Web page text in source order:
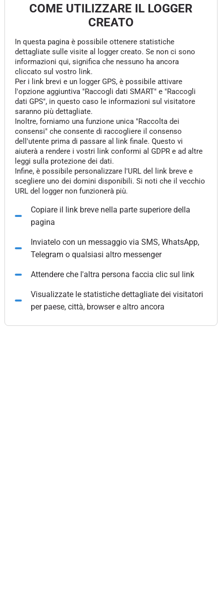
COME UTILIZZARE IL LOGGER
CREATO
In questa pagina è possibile ottenere statistiche
dettagliate sulle visite al logger creato. Se non ci sono
informazioni qui, significa che nessuno ha ancora
cliccato sul vostro link.
Per i link brevi e un logger GPS, è possibile attivare
l'opzione aggiuntiva "Raccogli dati SMART" e "Raccogli
dati GPS", in questo caso le informazioni sul visitatore
saranno più dettagliate.
Inoltre, forniamo una funzione unica "Raccolta dei
consensi" che consente di raccogliere il consenso
dell'utente prima di passare al link finale. Questo vi
aiuterà a rendere i vostri link conformi al GDPR e ad altre
leggi sulla protezione dei dati.
Infine, è possibile personalizzare l'URL del link breve e
scegliere uno dei domini disponibili. Si noti che il vecchio
URL del logger non funzionerà più.
Copiare il link breve nella parte superiore della
pagina
Inviatelo con un messaggio via SMS, WhatsApp,
Telegram o qualsiasi altro messenger
Attendere che l'altra persona faccia clic sul link
Visualizzate le statistiche dettagliate dei visitatori
per paese, città, browser e altro ancora